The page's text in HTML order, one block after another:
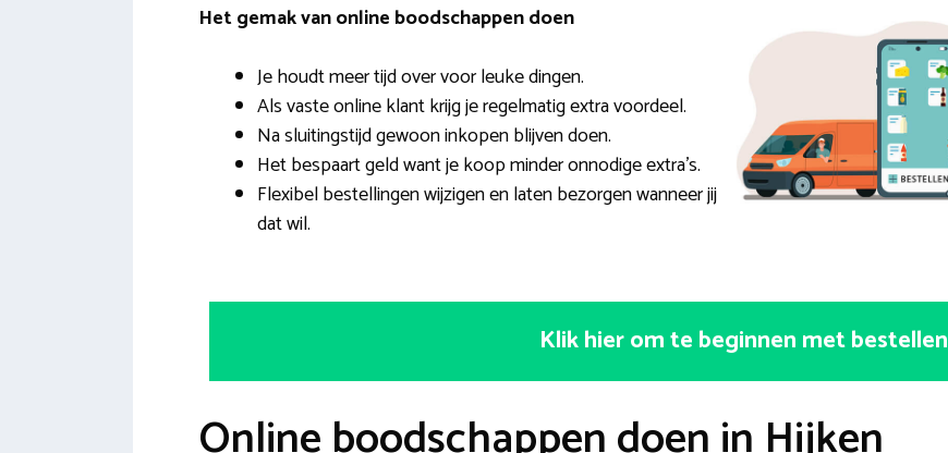
Het gemak van online boodschappen doen
Je houdt meer tijd over voor leuke dingen.
Als vaste online klant krijg je regelmatig extra voordeel.
Na sluitingstijd gewoon inkopen blijven doen.
Het bespaart geld want je koop minder onnodige extra’s.
Flexibel bestellingen wijzigen en laten bezorgen wanneer jij
dat wil.
Klik hier om te beginnen met bestellen